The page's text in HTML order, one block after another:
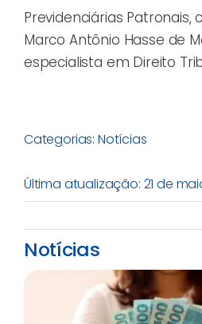
Previdenciárias Patronais,
Marco Antônio Hasse de
especialista em Direito
Categorias: Notícias
Última atualização: 21 de
Notícias